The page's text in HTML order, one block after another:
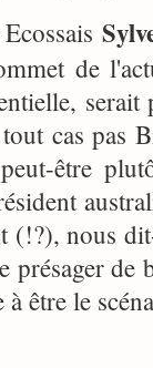
de
cas pas
être
(!?), nous
présager de
à être le